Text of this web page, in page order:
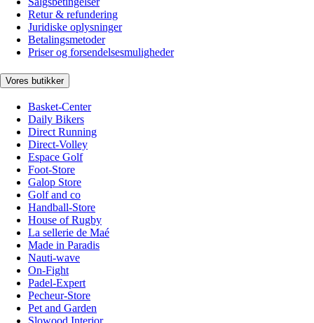
Retur & refundering
Juridiske oplysninger
Betalingsmetoder
Priser og forsendelsesmuligheder
Vores butikker
Basket-Center
Daily Bikers
Direct Running
Direct-Volley
Espace Golf
Foot-Store
Galop Store
Golf and co
Handball-Store
House of Rugby
La sellerie de Maé
Made in Paradis
Nauti-wave
On-Fight
Padel-Expert
Pecheur-Store
Pet and Garden